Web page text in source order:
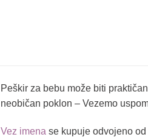
Peškir za bebu može biti
neobičan poklon – Vezemo
Vez imena se kupuje odvojeno